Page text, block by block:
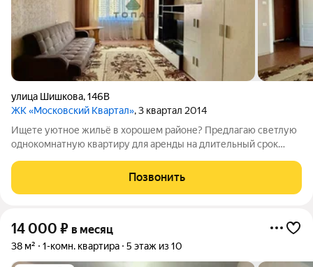
улица Шишкова,146В
ЖК «Московский Квартал», 3 квартал 2014
Ищете уютное жильё в хорошем районе? Предлагаю светлую
однокомнатную квартиру для аренды на длительный срок
работающего специалиста. Что есть в квартирекухонный
гарнитур; холодильник; микроволновая
Позвонить
14 000 ₽ в месяц
38 м² 1-комн. квартира 5 этаж из 10